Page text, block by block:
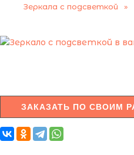
Зеркала с подсветкой
ЗАКАЗАТЬ ПО СВОИМ